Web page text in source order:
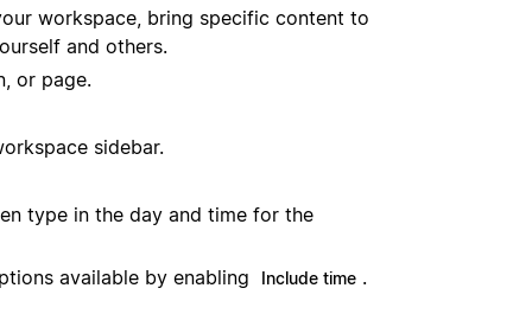
workspace, bring specific content to
and others.
or page.
sidebar.
type in the day and time for the
available by enabling Include time .